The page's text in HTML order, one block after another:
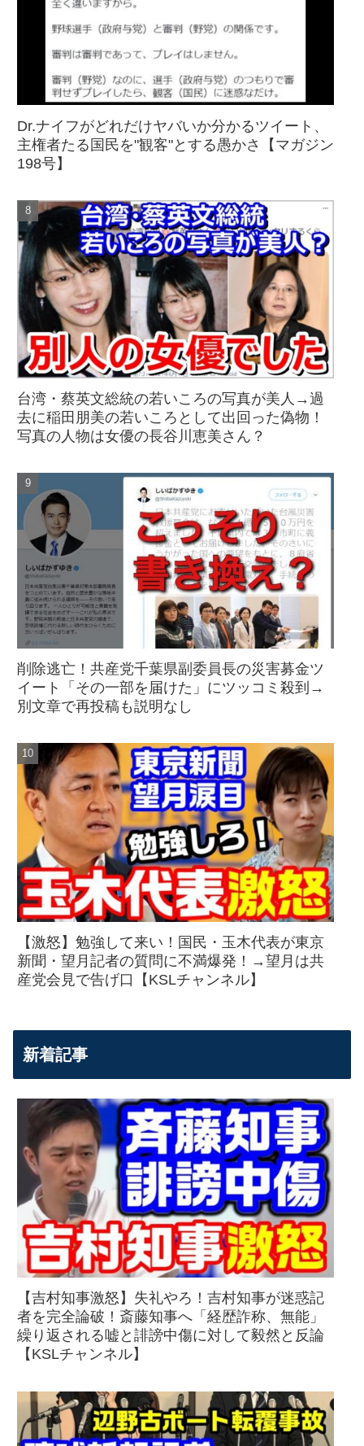
Dr.ナイフがどれだけヤバいか分かるツイート、
主権者たる国民を"観客"とする愚かさ【マガジン
198号】
台湾・蔡英文総統の若いころの写真が美人→過
去に稲田朋美の若いころとして出回った偽物！
写真の人物は女優の長谷川恵美さん？
削除逃亡！共産党千葉県副委員長の災害募金ツ
イート「その一部を届けた」にツッコミ殺到→
別文章で再投稿も説明なし
【激怒】勉強して来い！国民・玉木代表が東京
新聞・望月記者の質問に不満爆発！→望月は共
産党会見で告げ口【KSLチャンネル】
新着記事
【吉村知事激怒】失礼やろ！吉村知事が迷惑記
者を完全論破！斎藤知事へ「経歴詐称、無能」
繰り返される嘘と誹謗中傷に対して毅然と反論
【KSLチャンネル】